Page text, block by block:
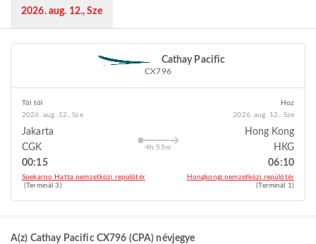
2026. aug. 12., Sze
Cathay Pacific
CX796
Tól től
2026. aug. 12., Sze
Jakarta
CGK
00:15
Soekarno Hatta nemzetközi repülőtér
(Terminál 3)
4h 55m
Hoz
2026. aug. 12., Sze
Hong Kong
HKG
06:10
Hongkongi nemzetközi repülőtér
(Terminál 1)
A(z) Cathay Pacific CX796 (CPA) névjegye